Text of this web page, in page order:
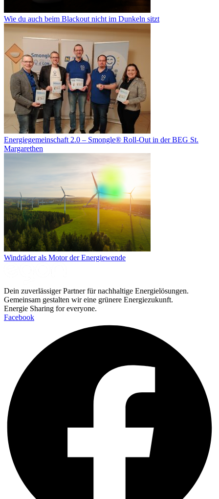
Wie du auch beim Blackout nicht im Dunkeln sitzt
Energiegemeinschaft 2.0 – Smongle® Roll-Out in der BEG St.
Margarethen
Windräder als Motor der Energiewende
Dein zuverlässiger Partner für nachhaltige Energielösungen.
Gemeinsam gestalten wir eine grünere Energiezukunft.
Energie Sharing for everyone.
Facebook